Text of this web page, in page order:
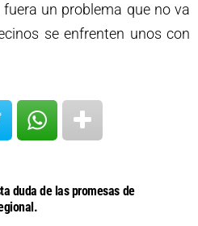
un problema que no va
se enfrenten unos con
duda de las promesas de